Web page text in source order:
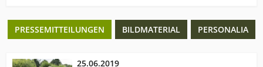
jeher, einheitliche Standards für die Qualität von
natürlichem Mineralwasserzu schaffen.
Die mittelständische Struktur prägt die Arbeit des
PRESSEMITTEILUNGEN BILDMATERIAL PERSONALIA
25.06.2019